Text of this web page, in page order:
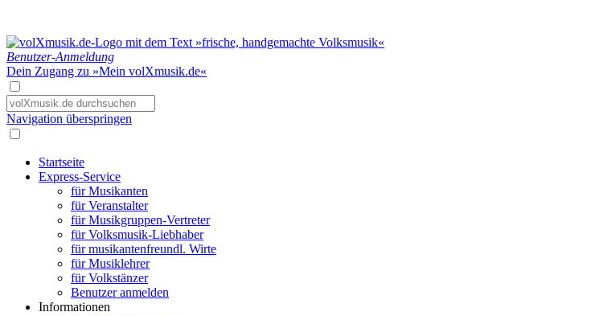
Benutzer-Anmeldung
Dein Zugang zu »Mein volXmusik.de«
Navigation überspringen
Startseite
Express-Service
für Musikanten
für Veranstalter
für Musikgruppen-Vertreter
für Volksmusik-Liebhaber
für musikantenfreundl. Wirte
für Musiklehrer
für Volkstänzer
Benutzer anmelden
Informationen